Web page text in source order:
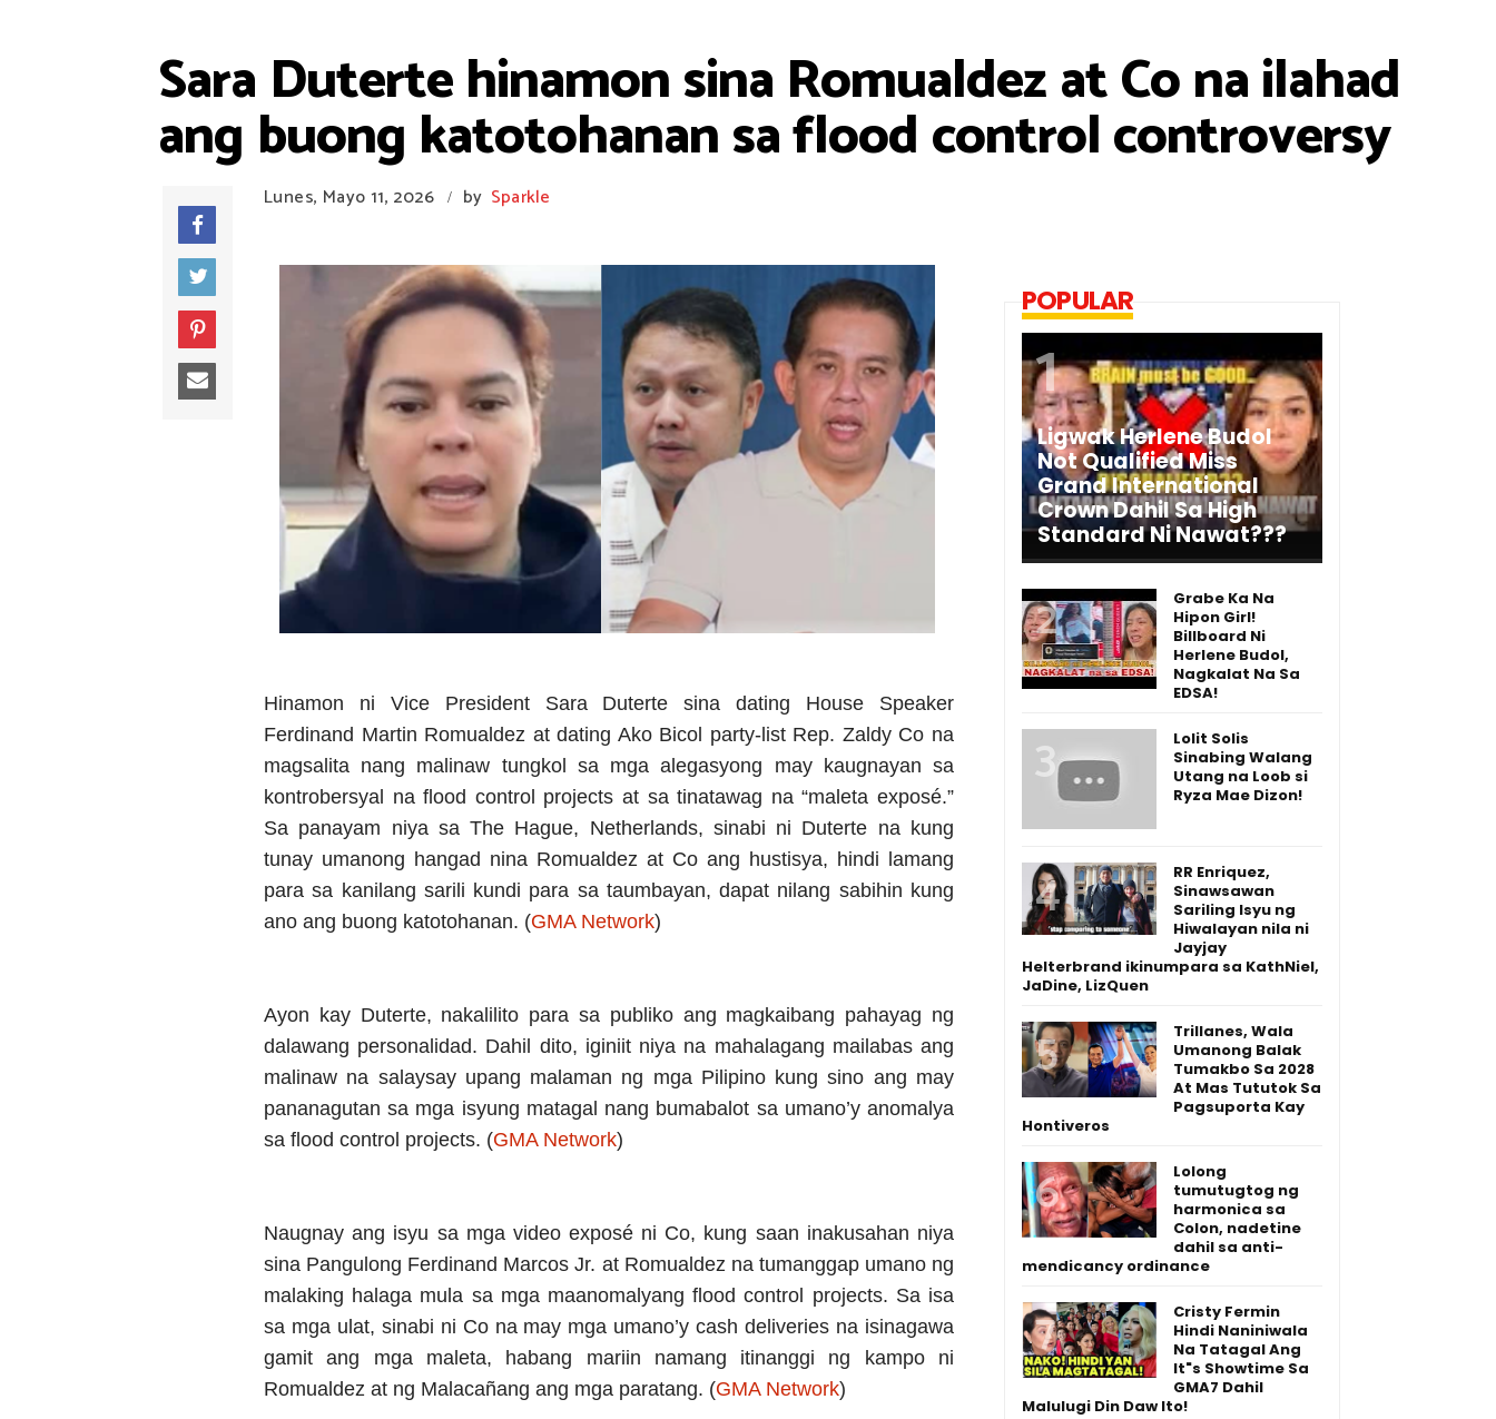
Sara Duterte hinamon sina Romualdez at Co na ilahad
ang buong katotohanan sa flood control controversy
Lunes, Mayo 11, 2026 / by Sparkle
Hinamon ni Vice President Sara Duterte sina dating House Speaker
Ferdinand Martin Romualdez at dating Ako Bicol party-list Rep. Zaldy Co na
magsalita nang malinaw tungkol sa mga alegasyong may kaugnayan sa
kontrobersyal na flood control projects at sa tinatawag na “maleta exposé.”
Sa panayam niya sa The Hague, Netherlands, sinabi ni Duterte na kung
tunay umanong hangad nina Romualdez at Co ang hustisya, hindi lamang
para sa kanilang sarili kundi para sa taumbayan, dapat nilang sabihin kung
ano ang buong katotohanan. (GMA Network)
Ayon kay Duterte, nakalilito para sa publiko ang magkaibang pahayag ng
dalawang personalidad. Dahil dito, iginiit niya na mahalagang mailabas ang
malinaw na salaysay upang malaman ng mga Pilipino kung sino ang may
pananagutan sa mga isyung matagal nang bumabalot sa umano’y anomalya
sa flood control projects. (GMA Network)
Naugnay ang isyu sa mga video exposé ni Co, kung saan inakusahan niya
sina Pangulong Ferdinand Marcos Jr. at Romualdez na tumanggap umano ng
malaking halaga mula sa mga maanomalyang flood control projects. Sa isa
sa mga ulat, sinabi ni Co na may mga umano’y cash deliveries na isinagawa
gamit ang mga maleta, habang mariin namang itinanggi ng kampo ni
Romualdez at ng Malacañang ang mga paratang. (GMA Network)
POPULAR
Ligwak Herlene Budol
Not Qualified Miss
Grand International
Crown Dahil Sa High
Standard Ni Nawat???
Grabe Ka Na
Hipon Girl!
Billboard Ni
Herlene Budol,
Nagkalat Na Sa
EDSA!
Lolit Solis
Sinabing Walang
Utang na Loob si
Ryza Mae Dizon!
RR Enriquez,
Sinawsawan
Sariling Isyu ng
Hiwalayan nila ni
Jayjay
Helterbrand ikinumpara sa KathNiel,
JaDine, LizQuen
Trillanes, Wala
Umanong Balak
Tumakbo Sa 2028
At Mas Tututok Sa
Pagsuporta Kay
Hontiveros
Lolong
tumutugtog ng
harmonica sa
Colon, nadetine
dahil sa anti-
mendicancy ordinance
Cristy Fermin
Hindi Naniniwala
Na Tatagal Ang
It"s Showtime Sa
GMA7 Dahil
Malulugi Din Daw Ito!